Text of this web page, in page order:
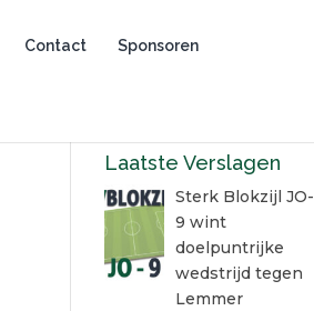
Contact Sponsoren
Laatste Verslagen
Sterk Blokzijl JO-
9 wint
doelpuntrijke
wedstrijd tegen
Lemmer